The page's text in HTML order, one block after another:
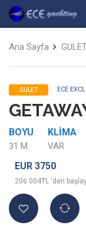
Ana Sayfa
GULET ECE
BOYU
31 M.
KLIMA
VAR
EUR 3750
206.004TL 'den